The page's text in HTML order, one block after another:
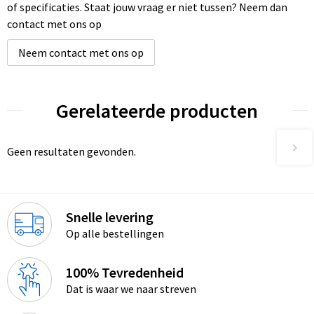
of specificaties. Staat jouw vraag er niet tussen? Neem dan
contact met ons op
Neem contact met ons op
Gerelateerde producten
Geen resultaten gevonden.
Snelle levering
Op alle bestellingen
100% Tevredenheid
Dat is waar we naar streven